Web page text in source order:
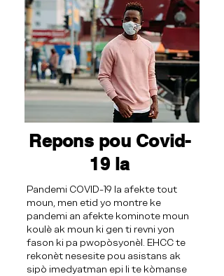
Repons pou Covid-
19 la
Pandemi COVID-19 la afekte tout
moun, men etid yo montre ke
pandemi an afekte kominote moun
koulè ak moun ki gen ti revni yon
fason ki pa pwopòsyonèl. EHCC te
rekonèt nesesite pou asistans ak
sipò imedyatman epi li te kòmanse